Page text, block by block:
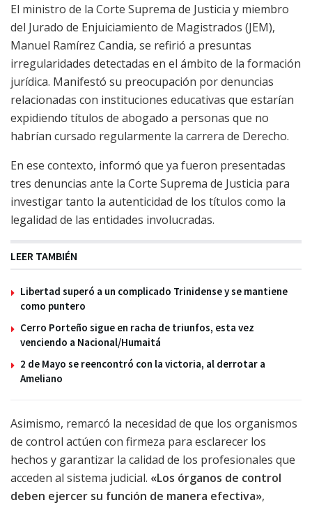
El ministro de la Corte Suprema de Justicia y miembro
del Jurado de Enjuiciamiento de Magistrados (JEM),
Manuel Ramírez Candia, se refirió a presuntas
irregularidades detectadas en el ámbito de la formación
jurídica. Manifestó su preocupación por denuncias
relacionadas con instituciones educativas que estarían
expidiendo títulos de abogado a personas que no
habrían cursado regularmente la carrera de Derecho.
En ese contexto, informó que ya fueron presentadas
tres denuncias ante la Corte Suprema de Justicia para
investigar tanto la autenticidad de los títulos como la
legalidad de las entidades involucradas.
LEER TAMBIÉN
Libertad superó a un complicado Trinidense y se mantiene
como puntero
Cerro Porteño sigue en racha de triunfos, esta vez
venciendo a Nacional/Humaitá
2 de Mayo se reencontró con la victoria, al derrotar a
Ameliano
Asimismo, remarcó la necesidad de que los organismos
de control actúen con firmeza para esclarecer los
hechos y garantizar la calidad de los profesionales que
acceden al sistema judicial. «Los órganos de control
deben ejercer su función de manera efectiva»,